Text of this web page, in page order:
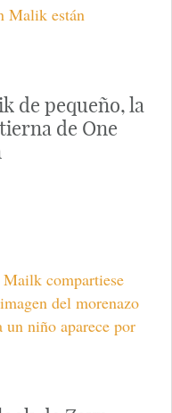
Malik están
de pequeño, la
de One
compartiese
del morenazo
niño aparece por